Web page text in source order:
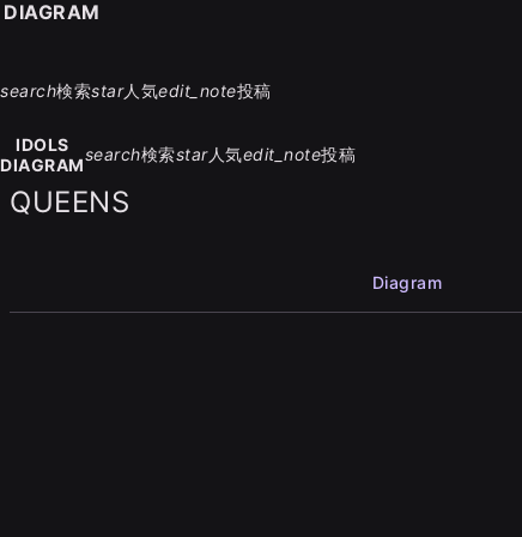
search検索star人気edit_note投稿
IDOLS
DIAGRAM
search検索star人気edit_note投稿
QUEENS
Diagram